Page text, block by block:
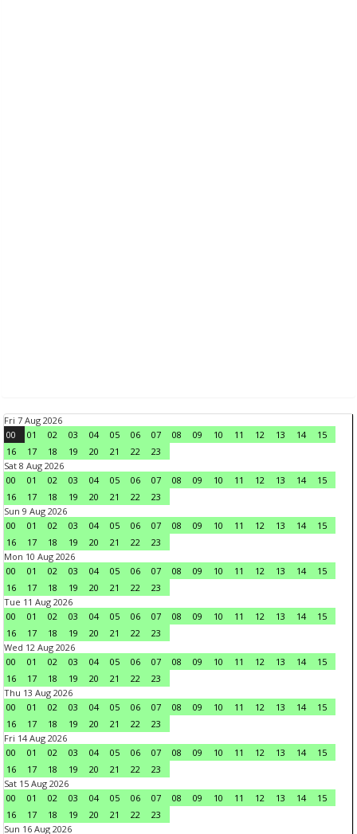
Fri 7 Aug 2026
00
01 02 03 04 05 06 07 08 09 10 11 12 13 14
15
16
17 18 19 20 21 22
23
Sat 8 Aug 2026
00
01 02 03 04 05 06 07 08 09 10 11 12 13 14
15
16
17 18 19 20 21 22
23
Sun 9 Aug 2026
00
01 02 03 04 05 06 07 08 09 10 11 12 13 14
15
16
17 18 19 20 21 22
23
Mon 10 Aug 2026
00
01 02 03 04 05 06 07 08 09 10 11 12 13 14
15
16
17 18 19 20 21 22
23
Tue 11 Aug 2026
00
01 02 03 04 05 06 07 08 09 10 11 12 13 14
15
16
17 18 19 20 21 22
23
Wed 12 Aug 2026
00
01 02 03 04 05 06 07 08 09 10 11 12 13 14
15
16
17 18 19 20 21 22
23
Thu 13 Aug 2026
00
01 02 03 04 05 06 07 08 09 10 11 12 13 14
15
16
17 18 19 20 21 22
23
Fri 14 Aug 2026
00
01 02 03 04 05 06 07 08 09 10 11 12 13 14
15
16
17 18 19 20 21 22
23
Sat 15 Aug 2026
00
01 02 03 04 05 06 07 08 09 10 11 12 13 14
15
16
17 18 19 20 21 22
23
Sun 16 Aug 2026